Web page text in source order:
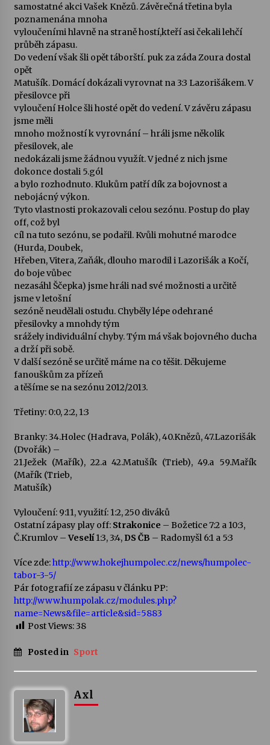
Petr Adamec – Malovaný svět
30. 6. 2026
samostatné akci Vašek Knězů. Závěrečná třetina byla
poznamenána mnoha
vyloučeními hlavně na straně hostí,kteří asi čekali lehčí
průběh zápasu.
Do vedení však šli opět táborští. puk za záda Zoura dostal
opět
Matušík. Domácí dokázali vyrovnat na 3:3 Lazorišákem. V
přesilovce při
vyloučení Holce šli hosté opět do vedení. V závěru zápasu
jsme měli
mnoho možností k vyrovnání – hráli jsme několik
přesilovek, ale
nedokázali jsme žádnou využít. V jedné z nich jsme
dokonce dostali 5.gól
a bylo rozhodnuto. Klukům patří dík za bojovnost a
nebojácný výkon.
Tyto vlastnosti prokazovali celou sezónu. Postup do play
off, což byl
cíl na tuto sezónu, se podařil. Kvůli mohutné marodce
(Hurda, Doubek,
Hřeben, Vitera, Zaňák, dlouho marodil i Lazorišák a Kočí,
do boje vůbec
nezasáhl Ščepka) jsme hráli nad své možnosti a určitě
jsme v letošní
sezóně neudělali ostudu. Chyběly lépe odehrané
přesilovky a mnohdy tým
srážely individuální chyby. Tým má však bojovného ducha
a drží při sobě.
V další sezóně se určitě máme na co těšit. Děkujeme
fanouškům za přízeň
a těšíme se na sezónu 2012/2013.
Třetiny: 0:0, 2:2, 1:3
Branky: 34.Holec (Hadrava, Polák), 40.Knězů, 47.Lazorišák
(Dvořák) –
21.Ježek (Mařík), 22.a 42.Matušík (Trieb), 49.a 59.Mařík
(Mařík (Trieb,
Matušík)
Vyloučení: 9:11, využití: 1:2, 250 diváků
Ostatní zápasy play off: Strakonice – Božetice 7:2 a 10:3,
Č.Krumlov –Veselí1:3, 3:4, DS ČB – Radomyšl 6:1 a 5:3
Více zde:http://www.hokejhumpolec.cz/news/humpolec-
tabor-3-5/
Pár fotografií ze zápasu v článku PP:
http://www.humpolak.cz/modules.php?
name=News&file=article&sid=5883
Post Views:38
Posted in Sport
Axl